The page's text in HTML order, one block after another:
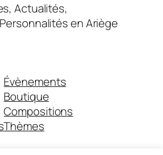
Actualités,
en Ariège
Évènements
Boutique
Compositions
Thèmes